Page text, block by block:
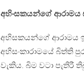
අහිංසකයන්ගේ ආරාමය
අහිසකයන්ගේ ආරාමය
අහිසංකාරාමයේ බිත්ති
වැකිය. බිම වටා පැතිරී